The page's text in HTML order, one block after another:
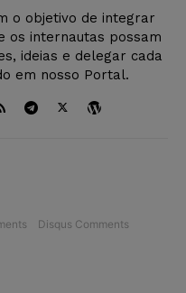
o objetivo de integrar
os internautas possam
ideias e delegar cada
em nosso Portal.
Disqus Comments